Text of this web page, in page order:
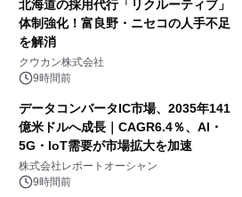
北海道の採用代行「リクルーティブ」
体制強化！富良野・ニセコの人手不足
を解消
クウカン株式会社
9時間前
データコンバータIC市場、2035年141
億米ドルへ成長｜CAGR6.4％、AI・
5G・IoT需要が市場拡大を加速
株式会社レポートオーシャン
9時間前